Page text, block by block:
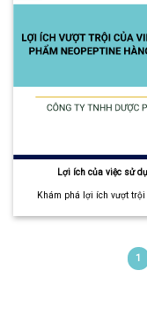
Lợi ích của việc sử
Khám phá lợi ích vượt trội
1